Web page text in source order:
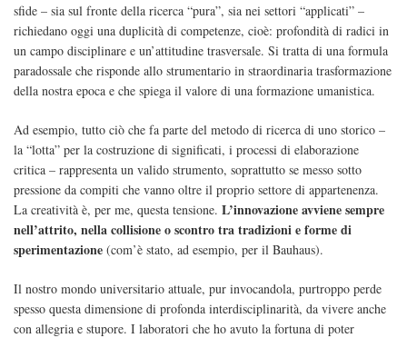
sfide – sia sul fronte della ricerca “pura”, sia nei settori “applicati” –
richiedano oggi una duplicità di competenze, cioè: profondità di radici in
un campo disciplinare e un’attitudine trasversale. Si tratta di una formula
paradossale che risponde allo strumentario in straordinaria trasformazione
della nostra epoca e che spiega il valore di una formazione umanistica.
Ad esempio, tutto ciò che fa parte del metodo di ricerca di uno storico –
la “lotta” per la costruzione di significati, i processi di elaborazione
critica – rappresenta un valido strumento, soprattutto se messo sotto
pressione da compiti che vanno oltre il proprio settore di appartenenza.
La creatività è, per me, questa tensione. L’innovazione avviene sempre
nell’attrito, nella collisione o scontro tra tradizioni e forme di
sperimentazione (com’è stato, ad esempio, per il Bauhaus).
Il nostro mondo universitario attuale, pur invocandola, purtroppo perde
spesso questa dimensione di profonda interdisciplinarità, da vivere anche
con allegria e stupore. I laboratori che ho avuto la fortuna di poter